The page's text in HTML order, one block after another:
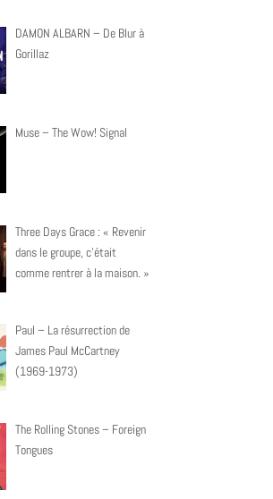
DAMON ALBARN – De Blur à
Gorillaz
Muse – The Wow! Signal
Three Days Grace : « Revenir
dans le groupe, c’était
comme rentrer à la maison. »
Paul – La résurrection de
James Paul McCartney
(1969-1973)
The Rolling Stones – Foreign
Tongues